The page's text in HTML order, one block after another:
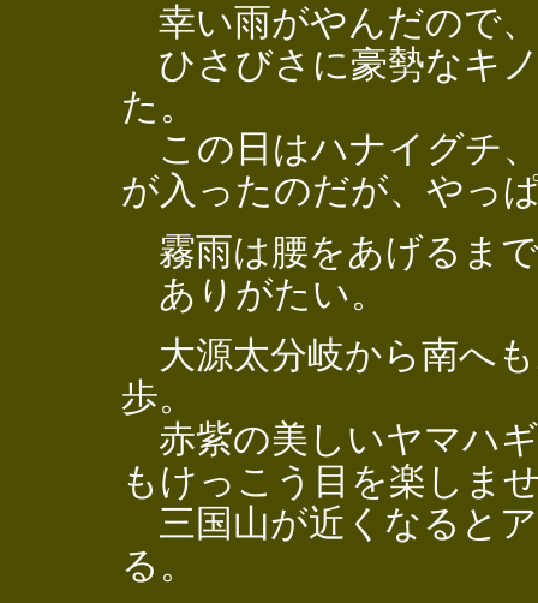
幸い雨がやんだので
ひさびさに豪勢なキ
た。
この日はハナイグチ
が入ったのだが、やっ
霧雨は腰をあげるま
ありがたい。
大源太分岐から南へ
歩。
赤紫の美しいヤマハ
もけっこう目を楽しま
三国山が近くなると
る。